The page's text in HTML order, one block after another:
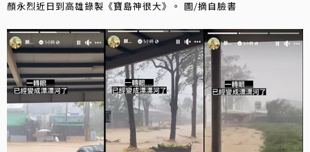
顏永烈近日到高雄錄製《寶島神很大》。 圖/摘自臉書